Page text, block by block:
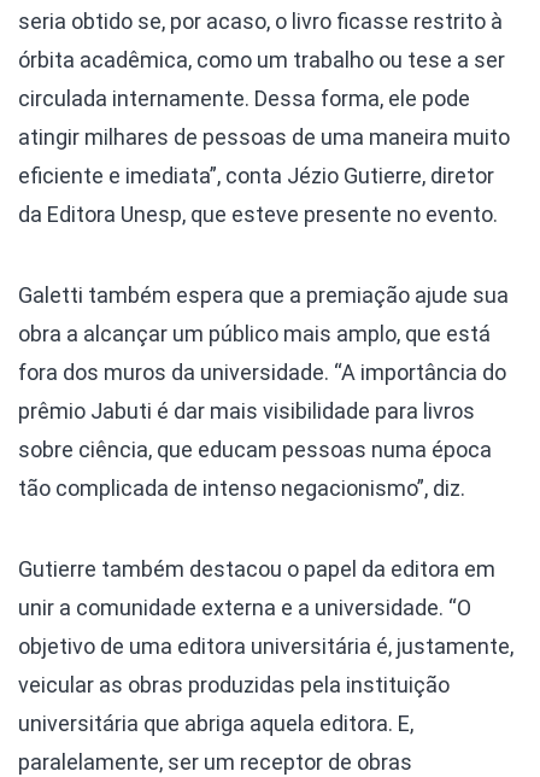
seria obtido se, por acaso, o livro ficasse restrito à
órbita acadêmica, como um trabalho ou tese a ser
circulada internamente. Dessa forma, ele pode
atingir milhares de pessoas de uma maneira muito
eficiente e imediata”, conta Jézio Gutierre, diretor
da Editora Unesp, que esteve presente no evento.
Galetti também espera que a premiação ajude sua
obra a alcançar um público mais amplo, que está
fora dos muros da universidade. “A importância do
prêmio Jabuti é dar mais visibilidade para livros
sobre ciência, que educam pessoas numa época
tão complicada de intenso negacionismo”, diz.
Gutierre também destacou o papel da editora em
unir a comunidade externa e a universidade. “O
objetivo de uma editora universitária é, justamente,
veicular as obras produzidas pela instituição
universitária que abriga aquela editora. E,
paralelamente, ser um receptor de obras